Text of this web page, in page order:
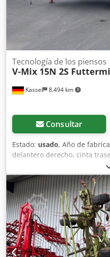
Kassel 8.494 km
Tecnología de los piensos
V-Mix 15N 2S
Consultar
Estado: usado, Año de
delantero derecho, cinta